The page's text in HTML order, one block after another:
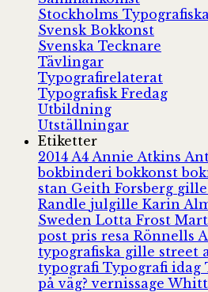
Stockholms
Svensk Bokkonst
Svenska Tecknare
Tävlingar
Typografirelaterat
Typografisk Fredag
Utbildning
Utställningar
Etiketter
2014 A4 Annie Atkins
bokbinderibokkonst
stan Geith Forsberg gille
Randle julgille Karin
Sweden Lotta Frost
post pris resa Rönnells
typografiska gille street
typografi Typografi idag
på väg?vernissage